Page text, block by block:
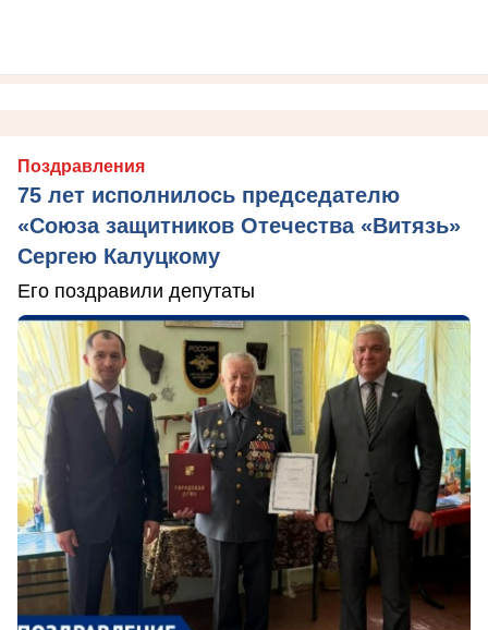
Поздравления
75 лет исполнилось председателю
«Союза защитников Отечества «Витязь»
Сергею Калуцкому
Его поздравили депутаты